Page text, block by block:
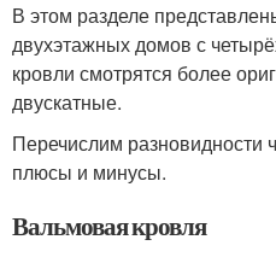
В этом разделе
двухэтажных домов с
кровли смотрятся более
двускатные.
Перечислим разновидности
плюсы и минусы.
Вальмовая кровля